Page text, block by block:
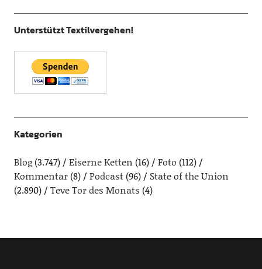
Unterstützt Textilvergehen!
Kategorien
Blog(3.747) Eiserne Ketten (16) Foto (112)
Kommentar(8) Podcast(96)
State of the Union
(2.890)
Teve Tor des Monats (4)